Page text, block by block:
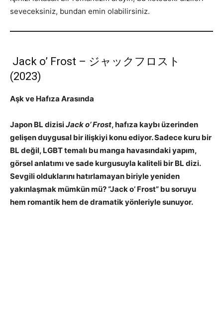
seveceksiniz, bundan emin olabilirsiniz.
Jack o’ Frost – ジャックフロスト
(2023)
Aşk ve Hafıza Arasında
Japon BL dizisiJack o’ Frost, hafıza kaybı üzerinden
gelişen duygusal bir ilişkiyi konu ediyor. Sadece kuru bir
BL değil, LGBT temalı bu manga havasındaki yapım,
görsel anlatımı ve sade kurgusuyla kaliteli bir BL dizi.
Sevgili olduklarını hatırlamayan biriyle yeniden
yakınlaşmak mümkün mü? “Jack o’ Frost” bu soruyu
hem romantik hem de dramatik yönleriyle sunuyor.